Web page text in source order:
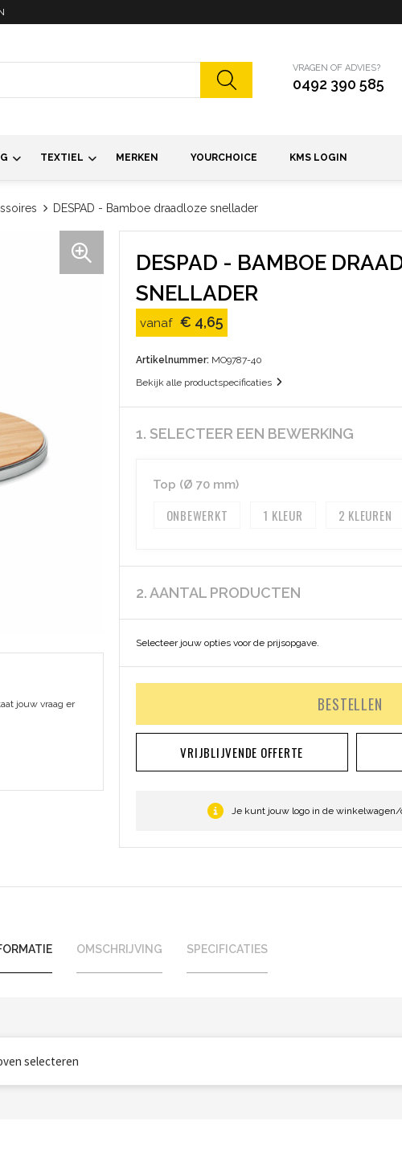
VRAGEN OF ADVIES?
0492 390 585
TEXTIEL MERKEN YOURCHOICE KMS LOGIN
DESPAD - Bamboe draadloze snellader
jouw vraag er
DESPAD - BAMBOE
SNELLADER
vanaf € 4,65
Artikelnummer: MO9787-40
Bekijk alle productspecificaties
1. SELECTEER EEN BEWERKING
Top (Ø 70 mm)
ONBEWERKT 1 2
2. AANTAL PRODUCTEN
Selecteer jouw opties voor de prijsopgave.
BESTELLEN
VRIJBLIJVENDE OFFERTE
Je kunt jouw logo in de winkelwagen/
OMSCHRIJVING SPECIFICATIES
selecteren